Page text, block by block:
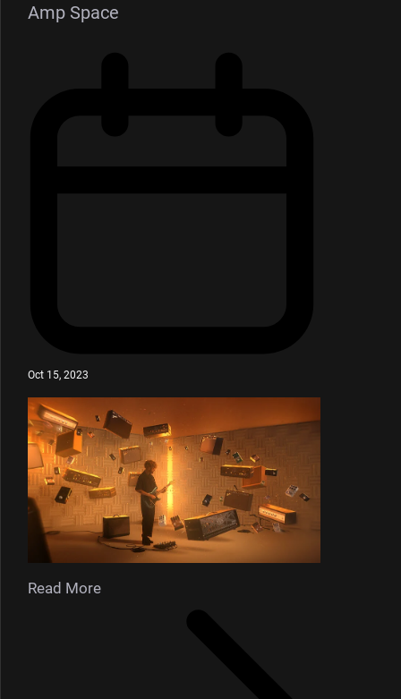
Amp Space
Oct 15, 2023
Read More